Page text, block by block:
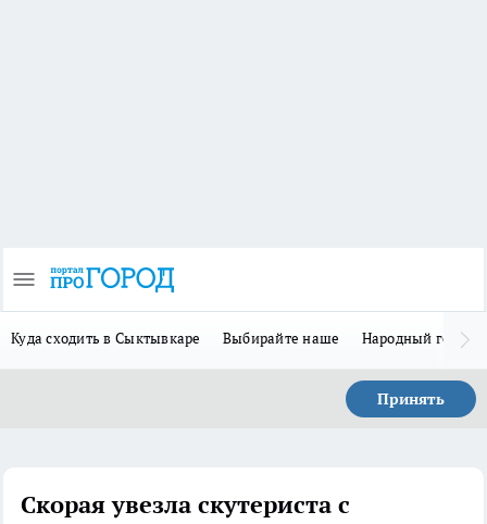
Куда сходить в Сыктывкаре Выбирайте наше Народный герой
Принять
Скорая увезла скутериста с